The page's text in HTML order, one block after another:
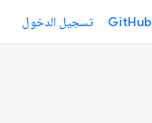
GitHub تسجيل الدخول